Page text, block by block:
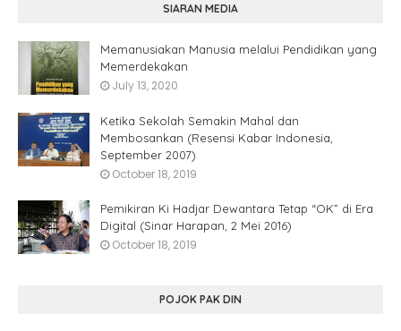
SIARAN MEDIA
Memanusiakan Manusia melalui Pendidikan yang
Memerdekakan
July 13, 2020
Ketika Sekolah Semakin Mahal dan
Membosankan (Resensi Kabar Indonesia,
September 2007)
October 18, 2019
Pemikiran Ki Hadjar Dewantara Tetap “OK” di Era
Digital (Sinar Harapan, 2 Mei 2016)
October 18, 2019
POJOK PAK DIN